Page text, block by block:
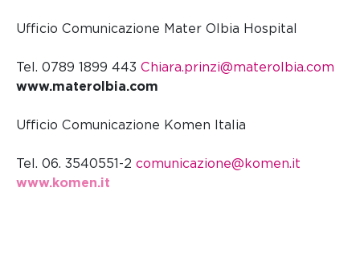
Ufficio Comunicazione Mater Olbia Hospital
Tel. 0789 1899 443 Chiara.prinzi@materolbia.com
www.materolbia.com
Ufficio Comunicazione Komen Italia
Tel. 06. 3540551-2 comunicazione@komen.it
www.komen.it